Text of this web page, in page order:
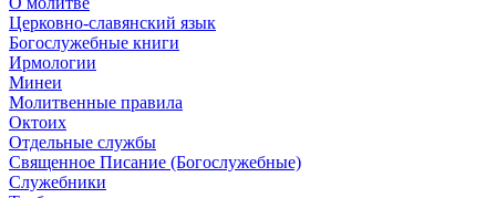
Церковно-славянский язык
Богослужебные книги
Ирмологии
Минеи
Молитвенные правила
Октоих
Отдельные службы
Священное Писание (Богослужебные)
Служебники